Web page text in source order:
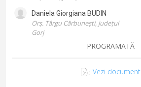
Daniela Giorgiana BUDIN
Orș. Târgu Cărbunești, județul
Gorj
PROGRAMATĂ
Vezi document